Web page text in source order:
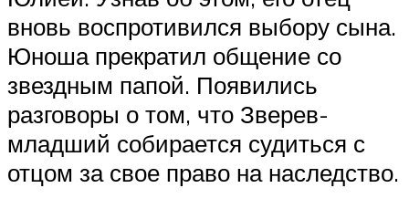
вновь воспротивился выбору сына.
Юноша прекратил общение со
звездным папой. Появились
разговоры о том, что Зверев-
младший собирается судиться с
отцом за свое право на наследство.